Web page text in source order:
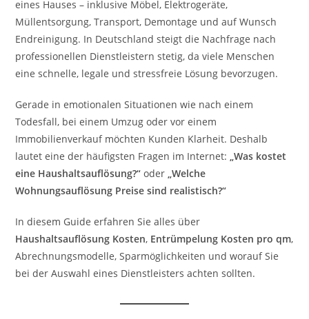
eines Hauses – inklusive Möbel, Elektrogeräte,
Müllentsorgung, Transport, Demontage und auf Wunsch
Endreinigung. In Deutschland steigt die Nachfrage nach
professionellen Dienstleistern stetig, da viele Menschen
eine schnelle, legale und stressfreie Lösung bevorzugen.
Gerade in emotionalen Situationen wie nach einem
Todesfall, bei einem Umzug oder vor einem
Immobilienverkauf möchten Kunden Klarheit. Deshalb
lautet eine der häufigsten Fragen im Internet:„Was kostet
eine Haushaltsauflösung?“ oder„Welche
Wohnungsauflösung Preise sind realistisch?“
In diesem Guide erfahren Sie alles über
Haushaltsauflösung Kosten, Entrümpelung Kosten pro qm,
Abrechnungsmodelle, Sparmöglichkeiten und worauf Sie
bei der Auswahl eines Dienstleisters achten sollten.